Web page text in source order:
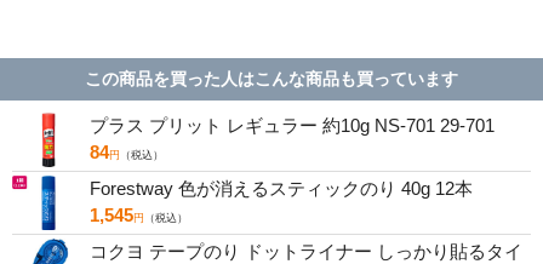
この商品を買った人はこんな商品も買っています
プラス プリット レギュラー 約10g NS-701 29-701
84円 （税込）
Forestway 色が消えるスティックのり 40g 12本
1,545円 （税込）
コクヨ テープのり ドットライナー しっかり貼るタイ